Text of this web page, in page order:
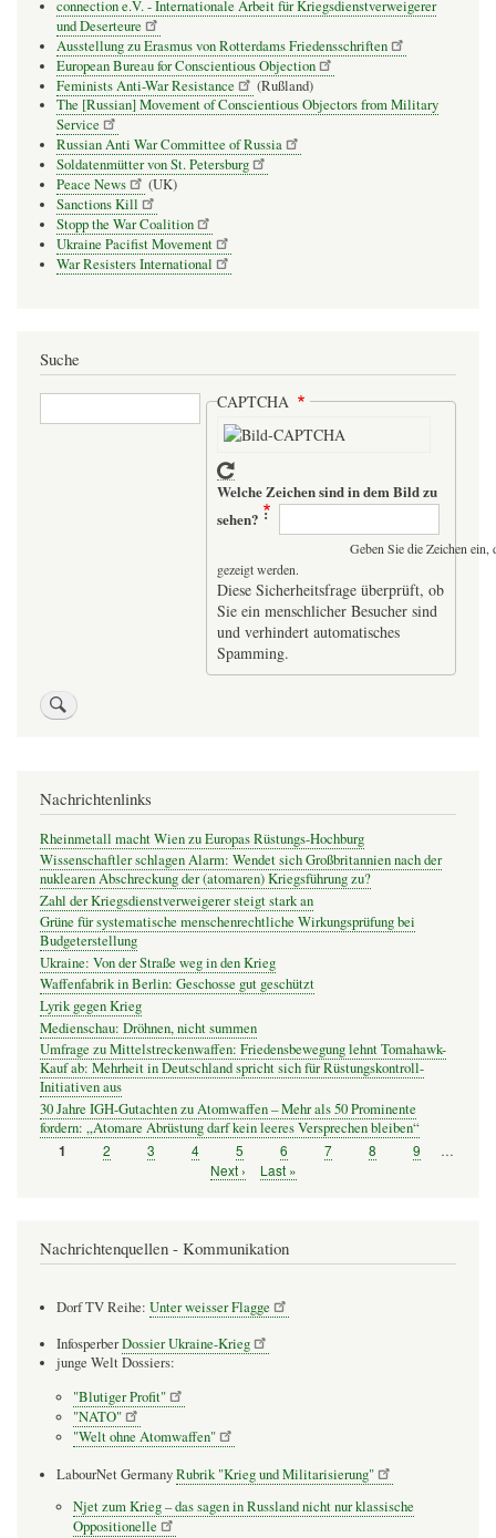
connection e.V. - Inter­na­tio­nale Arbeit für Kriegs­dienst­ver­wei­gerer
und Deser­teure
Ausstellung zu Erasmus von Rotterdams Friedensschriften
European Bureau for Conscientious Objection
Feminists Anti-War Resistance
(Rußland)
The [Russian] Movement of Conscientious Objectors from Military
Service
Russian Anti War Committee of Russia
Soldatenmütter von St. Petersburg
Peace News
(UK)
Sanctions Kill
Stopp the War Coalition
Ukraine Pacifist Movement
War Resisters International
Suche
Suche CAPTCHA
Welche Zeichen sind in dem Bild zu
sehen?
Geben Sie die Zeichen
gezeigt werden.
Diese Sicherheitsfrage überprüft, ob
Sie ein menschlicher Besucher sind
und verhindert automatisches
Spamming.
Nachrichtenlinks
Rheinmetall macht Wien zu Europas Rüstungs-Hochburg
Wissenschaftler schlagen Alarm: Wendet sich Großbritannien nach der
nuklearen Abschreckung der (atomaren) Kriegsführung zu?
Zahl der Kriegsdienstverweigerer steigt stark an
Grüne für systematische menschenrechtliche Wirkungsprüfung bei
Budgeterstellung
Ukraine: Von der Straße weg in den Krieg
Waffenfabrik in Berlin: Geschosse gut geschützt
Lyrik gegen Krieg
Medienschau: Dröhnen, nicht summen
Umfrage zu Mittelstreckenwaffen: Friedensbewegung lehnt Tomahawk-
Kauf ab: Mehrheit in Deutschland spricht sich für Rüstungskontroll-
Initiativen aus
30 Jahre IGH-Gutachten zu Atomwaffen – Mehr als 50 Prominente
fordern: „Atomare Abrüstung darf kein leeres Versprechen bleiben“
Seitennummerierung
Seite
1 Seite
2 Seite
3 Seite
4 Seite
5 Seite
6 Seite
7 Seite
8 Seite
9
…
Nächste
Next ›
Letzte
Last »
Nachrichtenquellen - Kommunikation
Dorf TV Reihe: Unter weisser Flagge
InfosperberDossier Ukraine-Krieg
junge Welt Dossiers:
"Blutiger Profit"
"NATO"
"Welt ohne Atomwaffen"
LabourNet GermanyRubrik "Krieg und Militarisierung"
Njet zum Krieg – das sagen in Russland nicht nur klassische
Oppositionelle